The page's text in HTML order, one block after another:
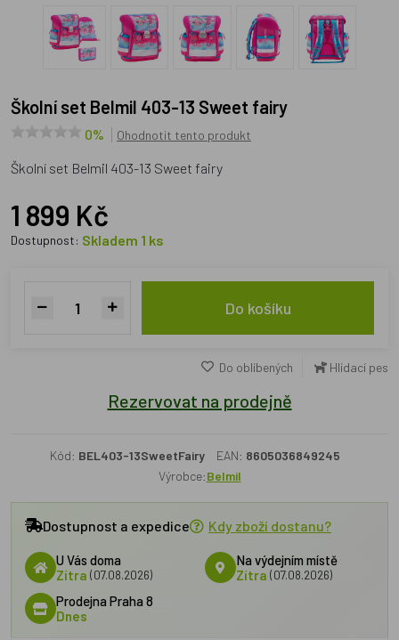
Školní set Belmil 403-13 Sweet fairy
0% Ohodnotit tento produkt
Školní set Belmil 403-13 Sweet fairy
1 899 Kč
Dostupnost: Skladem 1 ks
Do košíku
Do oblíbených Hlídací pes
Rezervovat na prodejně
Kód: BEL403-13SweetFairy EAN: 8605036849245
Výrobce:Belmil
Dostupnost a expedice Kdy zboží dostanu?
U Vás doma
Zítra (07.08.2026)
Na výdejním místě
Zítra (07.08.2026)
Prodejna Praha 8
Dnes